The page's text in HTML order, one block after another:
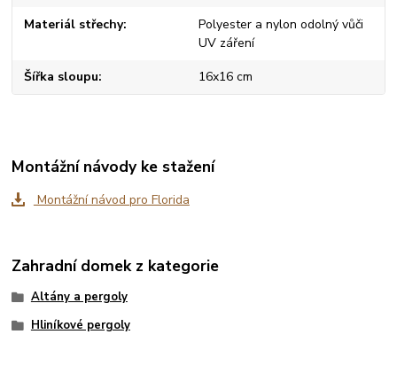
Materiál střechy
Polyester a nylon odolný vůči
UV záření
Šířka sloupu 16x16 cm
Montážní návody ke stažení
Montážní návod pro Florida
Zahradní domek z kategorie
Altány a pergoly
Hliníkové pergoly